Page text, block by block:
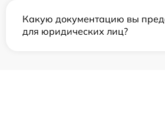
Какую документацию вы
для юридических лиц?